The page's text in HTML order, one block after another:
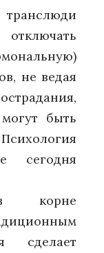
не ведая
быть
сегодня
в корне
сделает